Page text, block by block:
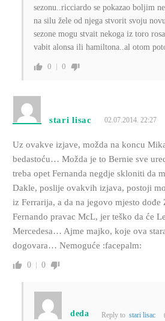
sezonu..ricciardo se pokazao boljim
na silu žele od njega stvorit svoju
sezone mogu stvait nekoga iz toro
vabit alonsa ili hamiltona..al otom
0 0
stari lisac 02.07.2014. 22:27
Uz ovakve izjave, možda na koncu
bedastoću… Možda je to Bernie sve
treba opet Fernanda negdje skloniti da
Dakle, poslije ovakvih izjava, postoji
iz Ferrarija, a da na jegovo mjesto
Fernando pravac McL, jer teško da će
Mercedesa… Ajme majko, koje ova
dogovara… Nemoguće :facepalm:
0 0
deda Reply to stari lisac